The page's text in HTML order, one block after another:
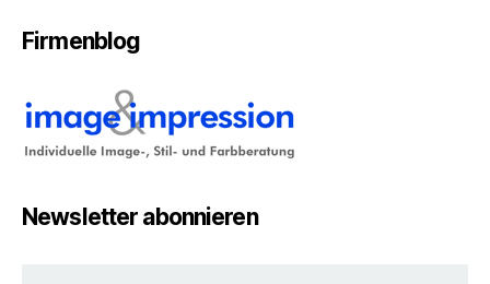
Firmenblog
Newsletter abonnieren